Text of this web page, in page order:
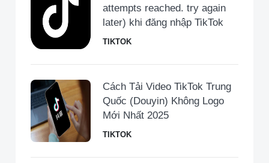
attempts reached. try again
later) khi đăng nhập TikTok
TIKTOK
Cách Tải Video TikTok Trung
Quốc (Douyin) Không Logo
Mới Nhất 2025
TIKTOK